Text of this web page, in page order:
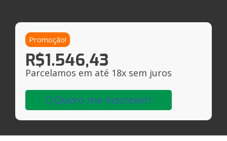
Promoção!
R$1.546,43
Parcelamos em até 18x sem juros
Quero me inscrever!